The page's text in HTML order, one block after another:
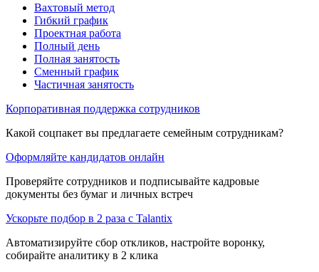
Вахтовый метод
Гибкий график
Проектная работа
Полный день
Полная занятость
Сменный график
Частичная занятость
Корпоративная поддержка сотрудников
Какой соцпакет вы предлагаете семейным сотрудникам?
Оформляйте кандидатов онлайн
Проверяйте сотрудников и подписывайте кадровые
документы без бумаг и личных встреч
Ускорьте подбор в 2 раза с Talantix
Автоматизируйте сбор откликов, настройте воронку,
собирайте аналитику в 2 клика